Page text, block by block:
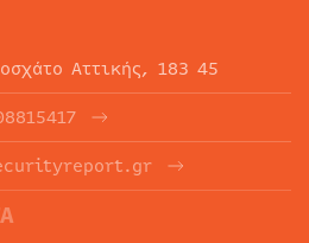
Αττικής, 183 45